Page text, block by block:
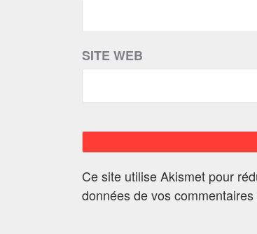
SITE WEB
Ce site utilise Akismet pour
données de vos